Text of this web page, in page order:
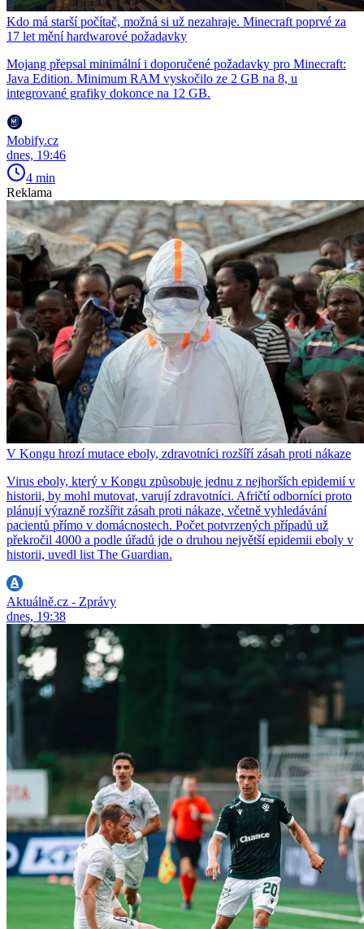
Kdo má starší počítač, možná si už nezahraje. Minecraft poprvé za
17 let mění hardwarové požadavky
Mojang přepsal minimální i doporučené požadavky pro Minecraft:
Java Edition. Minimum RAM vyskočilo ze 2 GB na 8, u
integrované grafiky dokonce na 12 GB.
Mobify.cz
dnes, 19:46
4 min
Reklama
V Kongu hrozí mutace eboly, zdravotníci rozšíří zásah proti nákaze
Virus eboly, který v Kongu způsobuje jednu z nejhorších epidemií v
historii, by mohl mutovat, varují zdravotníci. Afričtí odborníci proto
plánují výrazně rozšířit zásah proti nákaze, včetně vyhledávání
pacientů přímo v domácnostech. Počet potvrzených případů už
překročil 4000 a podle úřadů jde o druhou největší epidemii eboly v
historii, uvedl list The Guardian.
Aktuálně.cz - Zprávy
dnes, 19:38